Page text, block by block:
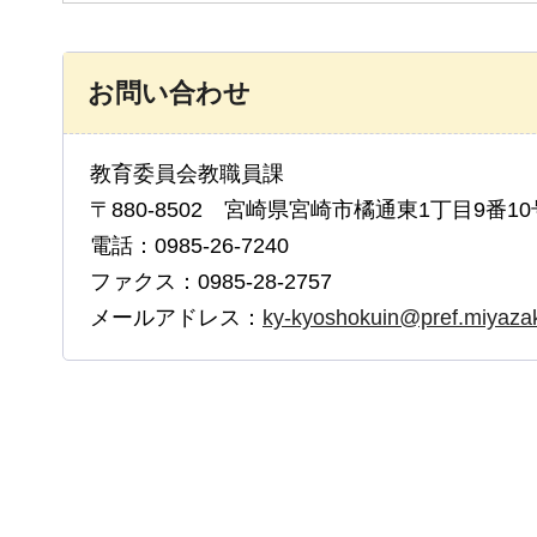
お問い合わせ
教育委員会教職員課
〒880-8502 宮崎県宮崎市橘通東1丁目9番10
電話：0985-26-7240
ファクス：0985-28-2757
メールアドレス： ky-